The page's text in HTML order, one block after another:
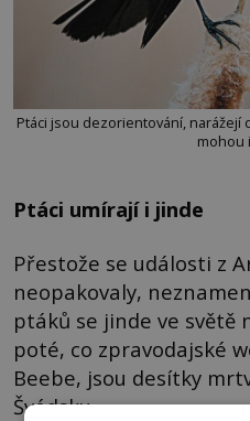
Ptáci jsou dezorientování,
mohou
Ptáci umírají i jinde
Přestože se události z
neopakovaly,
ptáků se jinde ve světě
poté, co zpravodajské
Beebe, jsou desítky
Švédsku.